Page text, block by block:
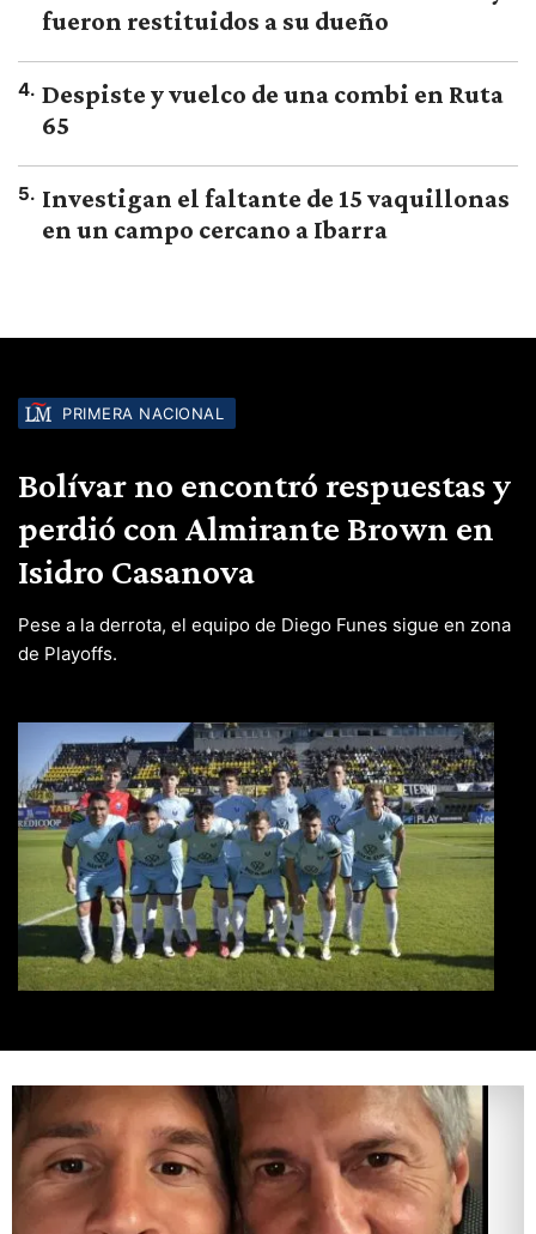
fueron restituidos a su dueño
4. Despiste y vuelco de una combi en Ruta
65
5. Investigan el faltante de 15 vaquillonas
en un campo cercano a Ibarra
PRIMERA NACIONAL
Bolívar no encontró respuestas y
perdió con Almirante Brown en
Isidro Casanova
Pese a la derrota, el equipo de Diego Funes sigue en zona
de Playoffs.